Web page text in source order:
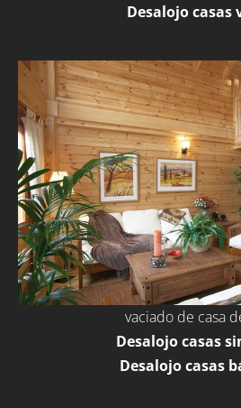
Desalojo casas
vaciado de casa
Desalojo casas
Desalojo casas